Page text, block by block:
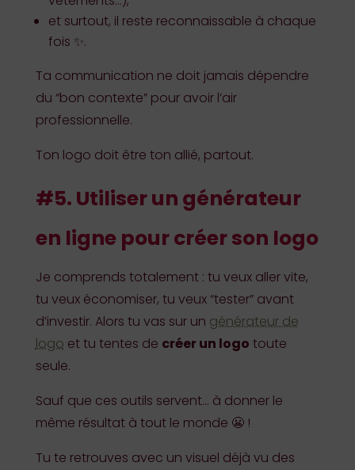
et surtout, il reste reconnaissable à chaque
fois ✨.
Ta communication ne doit jamais dépendre
du “bon contexte” pour avoir l’air
professionnelle.
Ton logo doit être ton allié, partout.
#5. Utiliser un générateur
en ligne pour créer son logo
Je comprends totalement : tu veux aller vite,
tu veux économiser, tu veux “tester” avant
d’investir. Alors tu vas sur un générateur de
logo et tu tentes de créer un logo toute
seule.
Sauf que ces outils servent… à donner le
même résultat à tout le monde 😬 !
Tu te retrouves avec un visuel déjà vu des